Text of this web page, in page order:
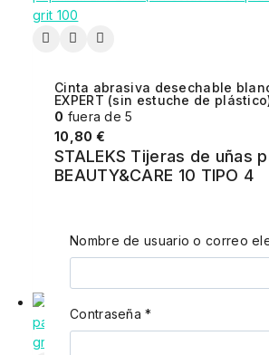
Cinta abrasiva desechable
EXPERT (sin estuche de
0 fuera de 5
10,80 €
STALEKS Tijeras de uñas
BEAUTY&CARE 10 TIPO 4
Nombre de usuario o correo
Contraseña*